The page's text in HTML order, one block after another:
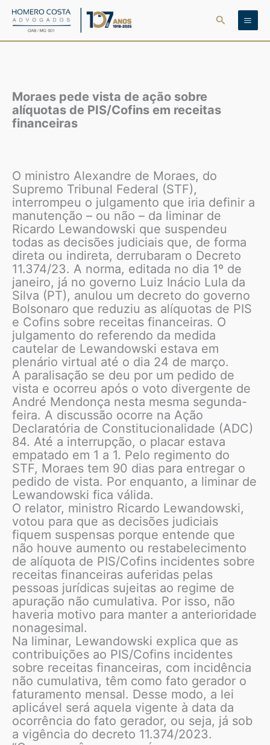
para
Pesquisar
Moraes pede vista de ação sobre
alíquotas de PIS/Cofins em receitas
financeiras
O ministro Alexandre de Moraes, do
Supremo Tribunal Federal (STF),
interrompeu o julgamento que iria definir a
manutenção – ou não – da liminar de
Ricardo Lewandowski que suspendeu
todas as decisões judiciais que, de forma
direta ou indireta, derrubaram o Decreto
11.374/23. A norma, editada no dia 1º de
janeiro, já no governo Luiz Inácio Lula da
Silva (PT), anulou um decreto do governo
Bolsonaro que reduziu as alíquotas de PIS
e Cofins sobre receitas financeiras. O
julgamento do referendo da medida
cautelar de Lewandowski estava em
plenário virtual até o dia 24 de março.
A paralisação se deu por um pedido de
vista e ocorreu após o voto divergente de
André Mendonça nesta mesma segunda-
feira. A discussão ocorre na Ação
Declaratória de Constitucionalidade (ADC)
84. Até a interrupção, o placar estava
empatado em 1 a 1. Pelo regimento do
STF, Moraes tem 90 dias para entregar o
pedido de vista. Por enquanto, a liminar de
Lewandowski fica válida.
O relator, ministro Ricardo Lewandowski,
votou para que as decisões judiciais
fiquem suspensas porque entende que
não houve aumento ou restabelecimento
de alíquota de PIS/Cofins incidentes sobre
receitas financeiras auferidas pelas
pessoas jurídicas sujeitas ao regime de
apuração não cumulativa. Por isso, não
haveria motivo para manter a anterioridade
nonagesimal.
Na liminar, Lewandowski explica que as
contribuições ao PIS/Cofins incidentes
sobre receitas financeiras, com incidência
não cumulativa, têm como fato gerador o
faturamento mensal. Desse modo, a lei
aplicável será aquela vigente à data da
ocorrência do fato gerador, ou seja, já sob
a vigência do decreto 11.374/2023.